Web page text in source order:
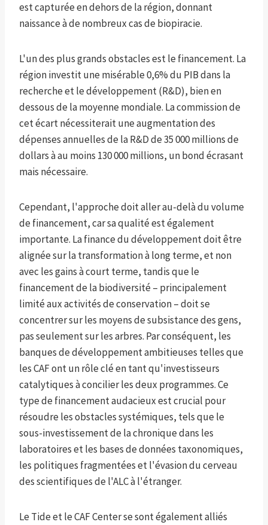
est capturée en dehors de la région, donnant
naissance à de nombreux cas de biopiracie.
L'un des plus grands obstacles est le financement. La
région investit une misérable 0,6% du PIB dans la
recherche et le développement (R&D), bien en
dessous de la moyenne mondiale. La commission de
cet écart nécessiterait une augmentation des
dépenses annuelles de la R&D de 35 000 millions de
dollars à au moins 130 000 millions, un bond écrasant
mais nécessaire.
Cependant, l'approche doit aller au-delà du volume
de financement, car sa qualité est également
importante. La finance du développement doit être
alignée sur la transformation à long terme, et non
avec les gains à court terme, tandis que le
financement de la biodiversité – principalement
limité aux activités de conservation – doit se
concentrer sur les moyens de subsistance des gens,
pas seulement sur les arbres. Par conséquent, les
banques de développement ambitieuses telles que
les CAF ont un rôle clé en tant qu'investisseurs
catalytiques à concilier les deux programmes. Ce
type de financement audacieux est crucial pour
résoudre les obstacles systémiques, tels que le
sous-investissement de la chronique dans les
laboratoires et les bases de données taxonomiques,
les politiques fragmentées et l'évasion du cerveau
des scientifiques de l'ALC à l'étranger.
Le Tide et le CAF Center se sont également alliés